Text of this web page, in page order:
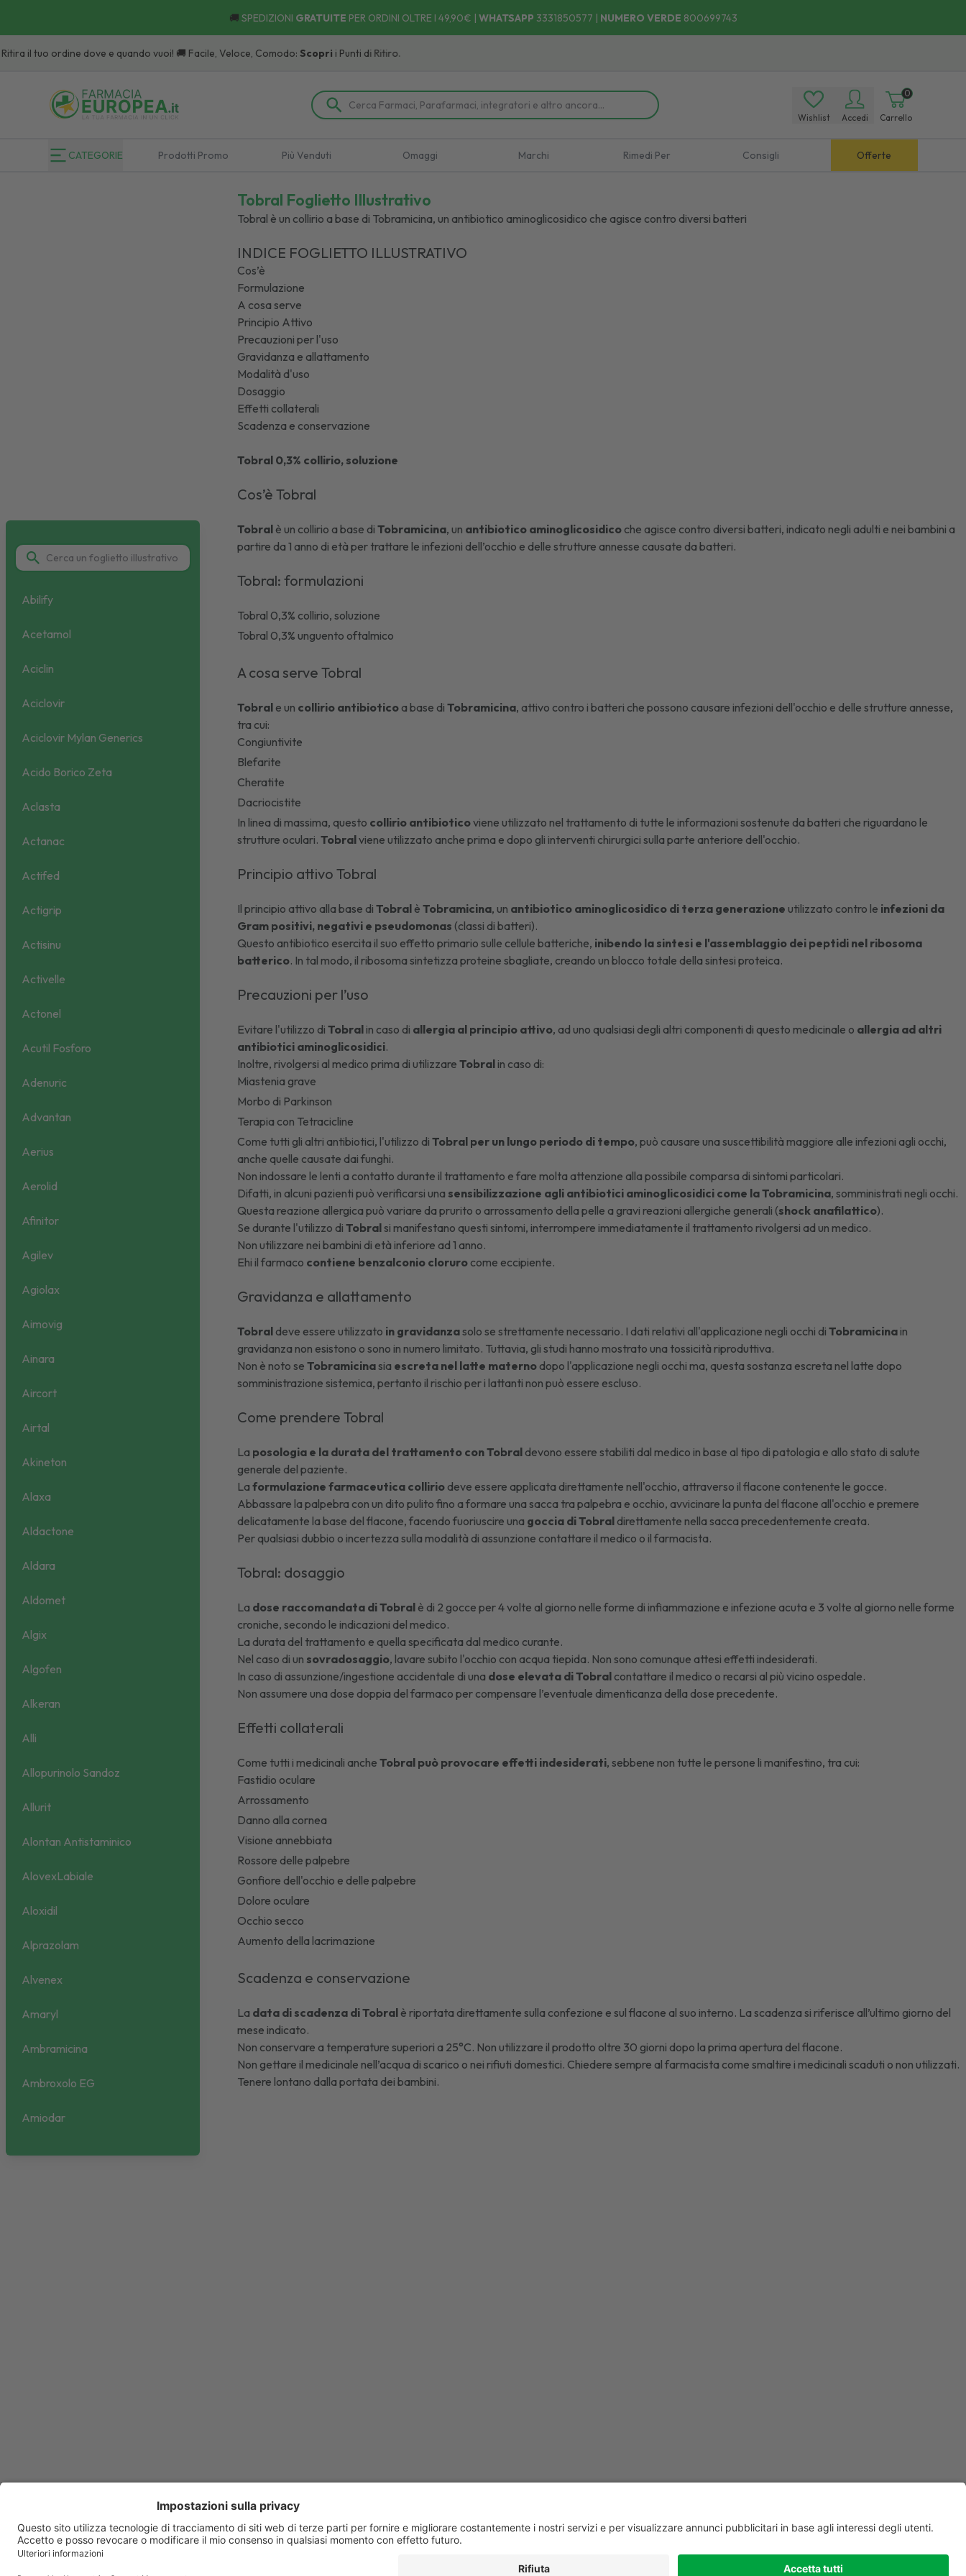
🚚 SPEDIZIONI GRATUITE PER ORDINI OLTRE I 49,90€ | WHATSAPP 3331850577 | NUMERO VERDE 800699743
dove e quando vuoi! 🚚 Facile, Veloce, Comodo:Scoprii Punti di Ritiro.
Wishlist Accedi
0
Carrello
CATEGORIE Prodotti Promo Più Venduti Omaggi Marchi Rimedi Per Consigli Offerte
Abilify
Acetamol
Aciclin
Aciclovir
Aciclovir Mylan Generics
Acido Borico Zeta
Aclasta
Actanac
Actifed
Actigrip
Actisinu
Activelle
Actonel
Acutil Fosforo
Adenuric
Advantan
Aerius
Aerolid
Afinitor
Agilev
Agiolax
Aimovig
Ainara
Aircort
Airtal
Akineton
Alaxa
Aldactone
Aldara
Aldomet
Algix
Algofen
Alkeran
Alli
Allopurinolo Sandoz
Allurit
Alontan Antistaminico
AlovexLabiale
Aloxidil
Alprazolam
Alvenex
Amaryl
Ambramicina
Ambroxolo EG
Amiodar
Angiox
Tobral Foglietto Illustrativo
Tobral è un collirio a base di Tobramicina, un antibiotico aminoglicosidico che agisce contro diversi batteri
INDICE FOGLIETTO ILLUSTRATIVO
Cos’è
Formulazione
A cosa serve
Principio Attivo
Precauzioni per l'uso
Gravidanza e allattamento
Modalità d'uso
Dosaggio
Effetti collaterali
Scadenza e conservazione
Tobral 0,3% collirio, soluzione
Cos’è Tobral
Tobral è un collirio a base diTobramicina, un antibiotico aminoglicosidico che agisce contro diversi batteri, indicato negli adulti e nei bambini a
partire da 1 anno di età per trattare le infezioni dell’occhio e delle strutture annesse causate da batteri.
Tobral: formulazioni
Tobral 0,3% collirio, soluzione
Tobral 0,3% unguento oftalmico
A cosa serve Tobral
Tobral e un collirio antibiotico a base diTobramicina, attivo contro i batteri che possono causare infezioni dell'occhio e delle strutture annesse,
tra cui:
Congiuntivite
Blefarite
Cheratite
Dacriocistite
In linea di massima, questo collirio antibioticoviene utilizzato nel trattamento di tutte le informazioni sostenute da batteri che riguardano le
strutture oculari.Tobralviene utilizzato anche prima e dopo gli interventi chirurgici sulla parte anteriore dell'occhio.
Principio attivo Tobral
Il principio attivo alla base diTobral èTobramicina, un antibiotico aminoglicosidico di terza generazione utilizzato contro le infezioni da
Gram positivi, negativi e pseudomonas (classi di batteri).
Questo antibiotico esercita il suo effetto primario sulle cellule batteriche, inibendo la sintesi e l'assemblaggio dei peptidi nel ribosoma
batterico. In tal modo, il ribosoma sintetizza proteine sbagliate, creando un blocco totale della sintesi proteica.
Precauzioni per l’uso
Evitare l'utilizzo diTobralin caso di allergia al principio attivo, ad uno qualsiasi degli altri componenti di questo medicinale o allergia ad altri
antibiotici aminoglicosidici.
Inoltre, rivolgersi al medico prima di utilizzareTobralin caso di:
Miastenia grave
Morbo di Parkinson
Terapia con Tetracicline
Come tutti gli altri antibiotici, l'utilizzo diTobral per un lungo periodo di tempo, può causare una suscettibilità maggiore alle infezioni agli occhi,
anche quelle causate dai funghi.
Non indossare le lenti a contatto durante il trattamento e fare molta attenzione alla possibile comparsa di sintomi particolari.
Difatti, in alcuni pazienti può verificarsi una sensibilizzazione agli antibiotici aminoglicosidici come la Tobramicina, somministrati negli occhi.
Questa reazione allergica può variare da prurito o arrossamento della pelle a gravi reazioni allergiche generali (shock anafilattico).
Se durante l'utilizzo diTobralsi manifestano questi sintomi, interrompere immediatamente il trattamento rivolgersi ad un medico.
Non utilizzare nei bambini di età inferiore ad 1 anno.
Ehi il farmaco contiene benzalconio cloruro come eccipiente.
Gravidanza e allattamento
Tobral deve essere utilizzato in gravidanzasolo se strettamente necessario. I dati relativi all'applicazione negli occhi diTobramicinain
gravidanza non esistono o sono in numero limitato. Tuttavia, gli studi hanno mostrato una tossicità riproduttiva.
Non è noto seTobramicinasia escreta nel latte materno dopo l'applicazione negli occhi ma, questa sostanza escreta nel latte dopo
somministrazione sistemica, pertanto il rischio per i lattanti non può essere escluso.
Come prendere Tobral
La posologia e la durata del trattamento con Tobral devono essere stabiliti dal medico in base al tipo di patologia e allo stato di salute
generale del paziente.
Laformulazione farmaceutica collirio deve essere applicata direttamente nell'occhio, attraverso il flacone contenente le gocce.
Abbassare la palpebra con un dito pulito fino a formare una sacca tra palpebra e occhio, avvicinare la punta del flacone all'occhio e premere
delicatamente la base del flacone, facendo fuoriuscire una goccia di Tobral direttamente nella sacca precedentemente creata.
Per qualsiasi dubbio o incertezza sulla modalità di assunzione contattare il medico o il farmacista.
Tobral: dosaggio
La dose raccomandata di Tobral è di 2 gocce per 4 volte al giorno nelle forme di infiammazione e infezione acuta e 3 volte al giorno nelle forme
croniche, secondo le indicazioni del medico.
La durata del trattamento e quella specificata dal medico curante.
Nel caso di un sovradosaggio, lavare subito l'occhio con acqua tiepida. Non sono comunque attesi effetti indesiderati.
In caso di assunzione/ingestione accidentale di una dose elevata di Tobral contattare il medico o recarsi al più vicino ospedale.
Non assumere una dose doppia del farmaco per compensare l’eventuale dimenticanza della dose precedente.
Effetti collaterali
Come tutti i medicinali ancheTobral può provocare effetti indesiderati, sebbene non tutte le persone li manifestino, tra cui:
Fastidio oculare
Arrossamento
Danno alla cornea
Visione annebbiata
Rossore delle palpebre
Gonfiore dell'occhio e delle palpebre
Dolore oculare
Occhio secco
Aumento della lacrimazione
Scadenza e conservazione
La data di scadenza diTobral è riportata direttamente sulla confezione e sul flacone al suo interno. La scadenza si riferisce all’ultimo giorno del
mese indicato.
Non conservare a temperature superiori a 25°C. Non utilizzare il prodotto oltre 30 giorni dopo la prima apertura del flacone.
Non gettare il medicinale nell’acqua di scarico o nei rifiuti domestici. Chiedere sempre al farmacista come smaltire i medicinali scaduti o non utilizzati.
Tenere lontano dalla portata dei bambini.